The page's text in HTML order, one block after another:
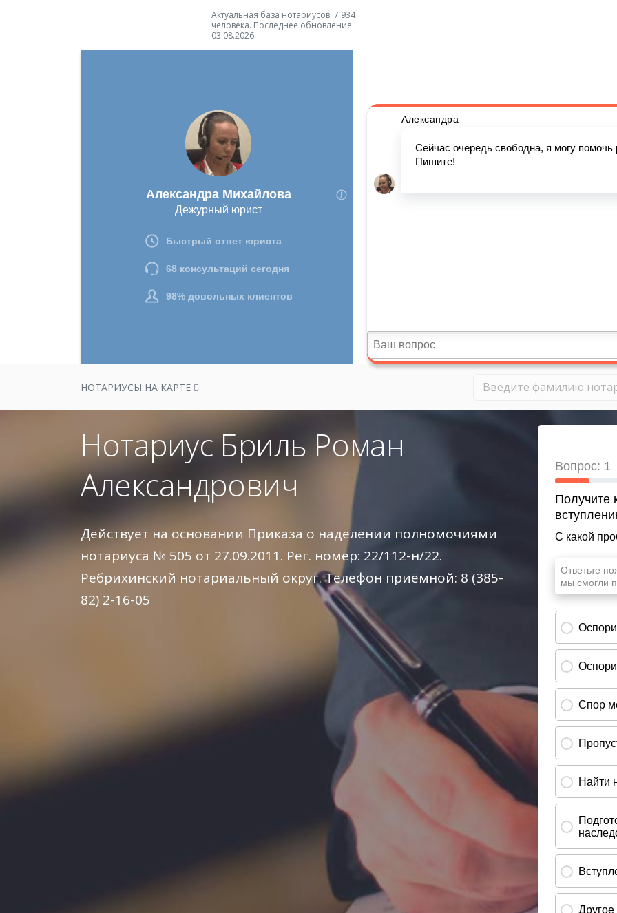
Актуальная база нотариусов: 7 934
человека. Последнее обновление:
03.08.2026
НОТАРИУСЫ НА КАРТЕ
Нотариус Бриль Роман
Александрович
Действует на основании Приказа о наделении полномочиями
нотариуса № 505 от 27.09.2011. Рег. номер: 22/112-н/22.
Ребрихинский нотариальный округ. Телефон приёмной: 8 (385-
82) 2-16-05